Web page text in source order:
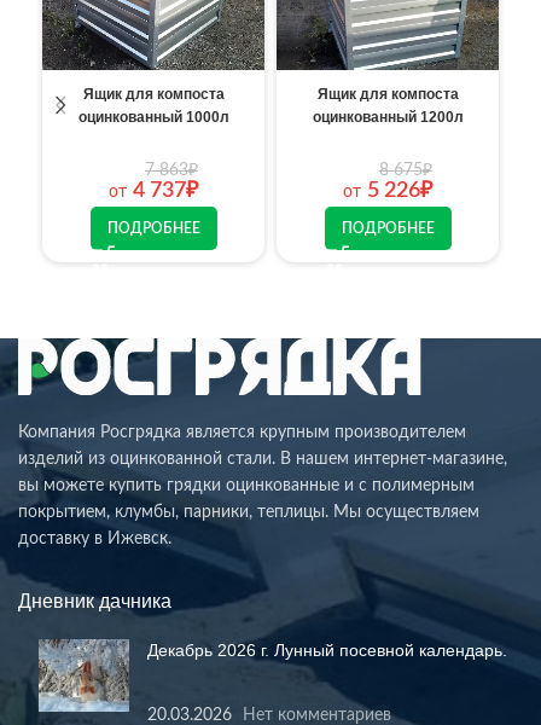
Ящик для компоста
оцинкованный 1000л
от
7 863₽
4 737₽
ПОДРОБНЕЕ
Ящик для компоста
оцинкованный 1200л
от
8 675₽
5 226₽
ПОДРОБНЕЕ
Компания Росгрядка является крупным производителем
изделий из оцинкованной стали. В нашем интернет-магазине,
вы можете купить грядки оцинкованные и с полимерным
покрытием, клумбы, парники, теплицы. Мы осуществляем
доставку в Ижевск.
Дневник дачника
Декабрь 2026 г. Лунный посевной календарь.
20.03.2026 Нет комментариев